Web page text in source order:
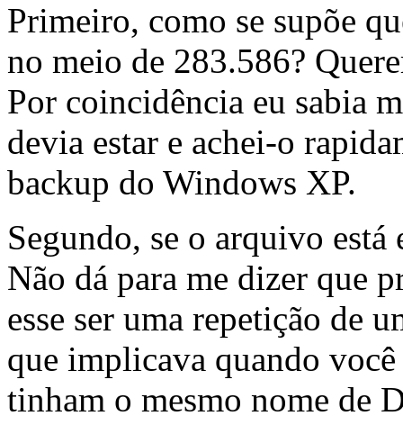
Primeiro, como se supõe
no meio de 283.586?
Por coincidência eu sabia
devia estar e achei-o
backup do Windows XP.
Segundo, se o arquivo
Não dá para me dizer que
esse ser uma repetição de
que implicava quando
tinham o mesmo nome de